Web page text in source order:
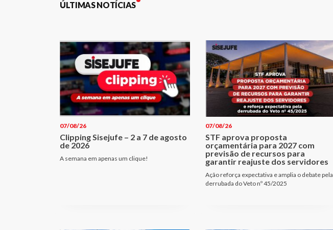
ÚLTIMAS NOTÍCIAS
07/08/26
Clipping Sisejufe – 2 a 7 de agosto
de 2026
A semana em apenas um clique!
07/08/26
STF aprova proposta
orçamentária para 2027 com
previsão de recursos para
garantir reajuste dos servidores
Ação reforça expectativa e amplia o debate pela
derrubada do Veto nº 45/2025